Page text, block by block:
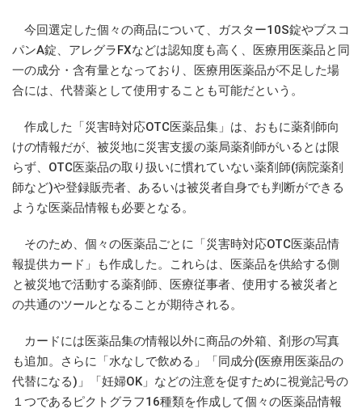
今回選定した個々の商品について、ガスター10S錠やブスコ
パンA錠、アレグラFXなどは認知度も高く、医療用医薬品と同
一の成分・含有量となっており、医療用医薬品が不足した場
合には、代替薬として使用することも可能だという。
作成した「災害時対応OTC医薬品集」は、おもに薬剤師向
けの情報だが、被災地に災害支援の薬局薬剤師がいるとは限
らず、OTC医薬品の取り扱いに慣れていない薬剤師(病院薬剤
師など)や登録販売者、あるいは被災者自身でも判断ができる
ような医薬品情報も必要となる。
そのため、個々の医薬品ごとに「災害時対応OTC医薬品情
報提供カード」も作成した。これらは、医薬品を供給する側
と被災地で活動する薬剤師、医療従事者、使用する被災者と
の共通のツールとなることが期待される。
カードには医薬品集の情報以外に商品の外箱、剤形の写真
も追加。さらに「水なしで飲める」「同成分(医療用医薬品の
代替になる)」「妊婦OK」などの注意を促すために視覚記号の
１つであるピクトグラフ16種類を作成して個々の医薬品情報